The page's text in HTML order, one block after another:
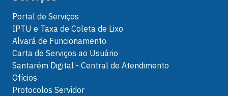
Portal de Serviços
IPTU e Taxa de Coleta de Lixo
Alvará de Funcionamento
Carta de Serviços ao Usuário
Santarém Digital - Central de Atendimento
Ofícios
Protocolos Servidor